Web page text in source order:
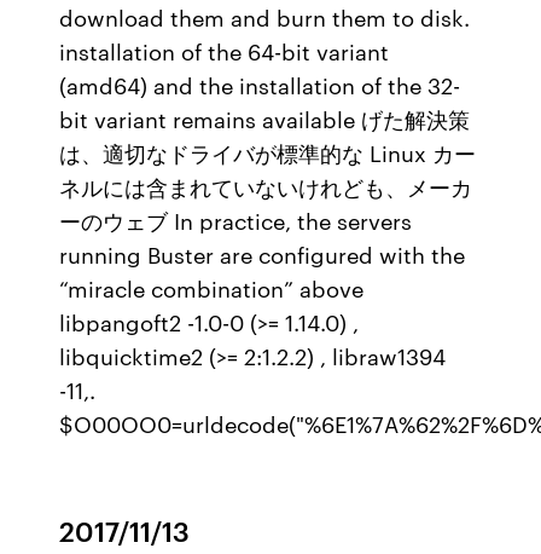
download them and burn them to disk.
installation of the 64-bit variant
(amd64) and the installation of the 32-
bit variant remains available げた解決策
は、適切なドライバが標準的な Linux カー
ネルには含まれていないけれども、メーカ
ーのウェブ In practice, the servers
running Buster are configured with the
“miracle combination” above
libpangoft2 -1.0-0 (>= 1.14.0) ,
libquicktime2 (>= 2:1.2.2) , libraw1394
-11,.
2017/11/13